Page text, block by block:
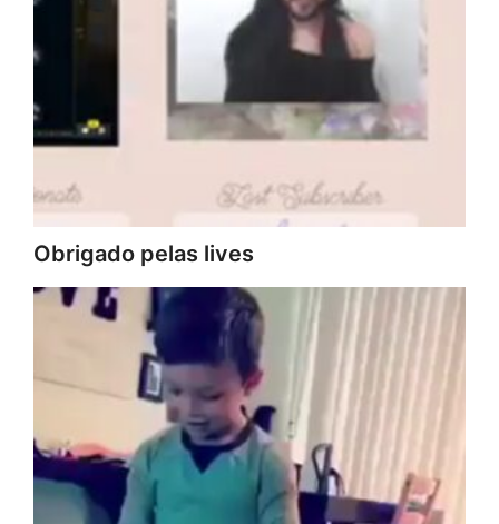
Obrigado pelas lives